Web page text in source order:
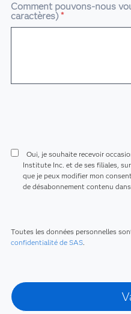
Comment pouvons-nous
caractères)*
Oui, je souhaite recevoir
Institute Inc. et de ses filiales,
que je peux modifier mon
de désabonnement contenu dans
Toutes les données personnelles
confidentialité de SAS.